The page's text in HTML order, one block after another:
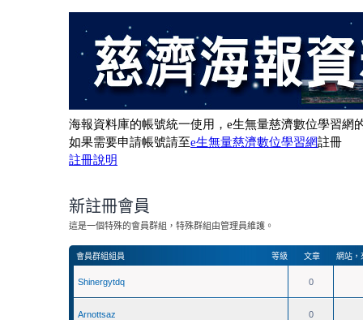
新註冊會員
這是一個特殊的會員群組，特殊群組由管理員維護。
等級
會員群組組員 文章 網站 ，
Shinergytdq 0
Arnottsaz 0